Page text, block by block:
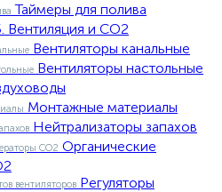
Таймеры для полива
Вентиляция и CO2
Вентиляторы канальные
Вентиляторы настольные
Монтажные материалы
Нейтрализаторы запахов
Органические
Регуляторы